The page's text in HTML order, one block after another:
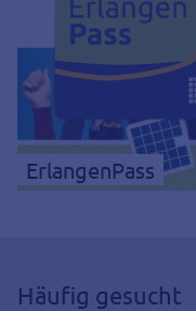
ErlangenPass
Häufig gesucht